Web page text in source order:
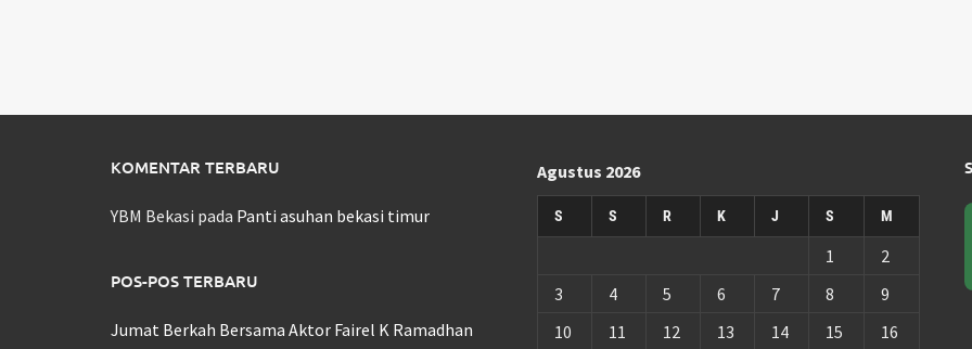
KOMENTAR TERBARU
YBM Bekasi pada Panti asuhan bekasi timur
POS-POS TERBARU
Jumat Berkah Bersama Aktor Fairel K Ramadhan
Agustus 2026
S S R K J S M
1
2
3
4 5 6 7 8
9
10
11 12 13 14 15 16